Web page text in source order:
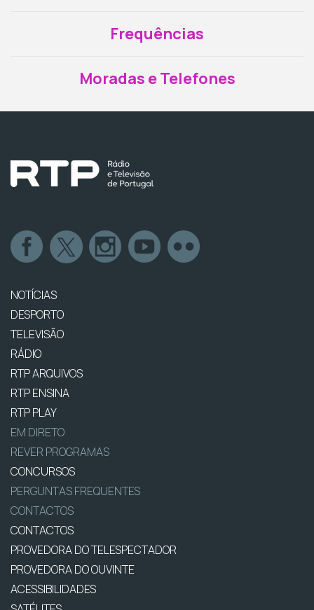
Frequências
Moradas e Telefones
NOTÍCIAS
DESPORTO
TELEVISÃO
RÁDIO
RTP ARQUIVOS
RTP ENSINA
RTP PLAY
EM DIRETO
REVER PROGRAMAS
CONCURSOS
PERGUNTAS FREQUENTES
CONTACTOS
CONTACTOS
PROVEDORA DO TELESPECTADOR
PROVEDORA DO OUVINTE
ACESSIBILIDADES